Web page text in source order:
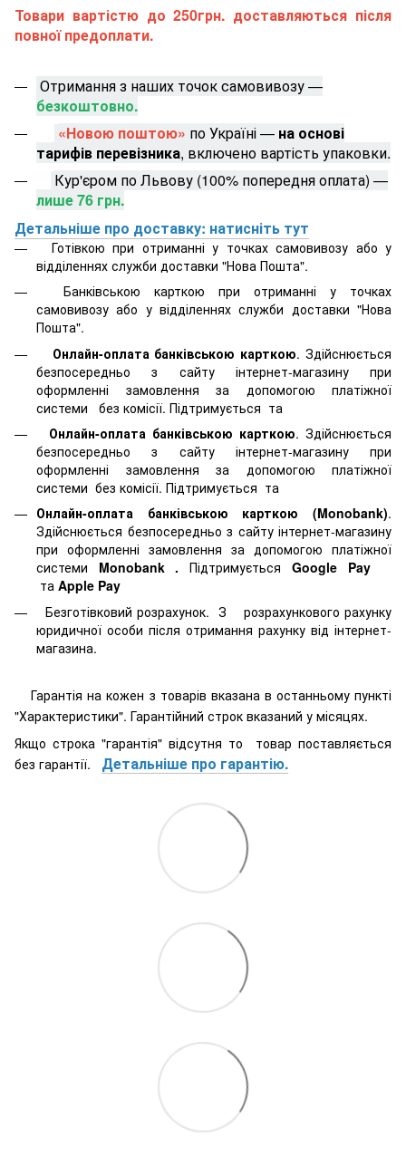
Товари вартістю до 250грн. доставляються після
повної предоплати.
Отримання з наших точок самовивозу —
безкоштовно.
«Новою поштою» по Україні — на основі
тарифів перевізника, включено вартість упаковки.
Кур'єром по Львову (100% попередня оплата) —
лише 76 грн.
Детальніше про доставку: натисніть тут
Готівкою при отриманні у точках самовивозу або у
відділеннях служби доставки "Нова Пошта".
Банківською карткою при отриманні у точках
самовивозу або у відділеннях служби доставки "Нова
Пошта".
Онлайн-оплата банківською карткою. Здійснюється
безпосередньо з сайту інтернет-магазину при
оформленні замовлення за допомогою платіжної
системи
без комісії. Підтримується та
Онлайн-оплата банківською карткою. Здійснюється
безпосередньо з сайту інтернет-магазину при
оформленні замовлення за допомогою платіжної
системи без комісії. Підтримується та
Онлайн-оплата банківською карткою (Monobank).
Здійснюється безпосередньо з сайту інтернет-магазину
при оформленні замовлення за допомогою платіжної
системи Monobank .Підтримується Google Pay
та Apple Pay
Безготівковий розрахунок. З розрахункового рахунку
юридичної особи після отримання рахунку від інтернет-
магазина.
Гарантія на кожен з товарів вказана в останньому пункті
"Характеристики". Гарантійний строк вказаний у місяцях.
Якщо строка "гарантія" відсутня то товар поставляється
без гарантії. Детальніше про гарантію.